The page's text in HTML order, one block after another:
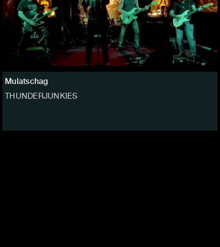
Mulatschag
THUNDERJUNKIES